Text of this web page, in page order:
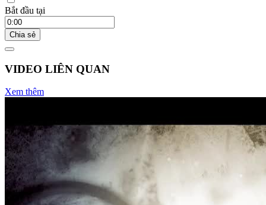
Bắt đầu tại
Chia sẻ
VIDEO LIÊN QUAN
Xem thêm